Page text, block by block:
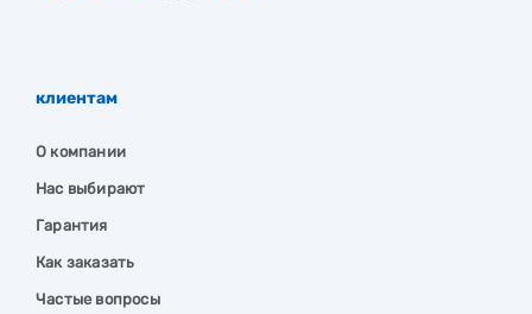
клиентам
О компании
Нас выбирают
Гарантия
Как заказать
Частые вопросы